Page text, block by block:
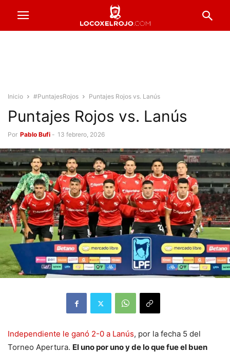
Inicio #PuntajesRojos Puntajes Rojos vs. Lanús
Puntajes Rojos vs. Lanús
Por Pablo Bufi - 13 febrero, 2026
Independiente le ganó 2-0 a Lanús, por la fecha 5 del
Torneo Apertura. El uno por uno y de lo que fue el buen